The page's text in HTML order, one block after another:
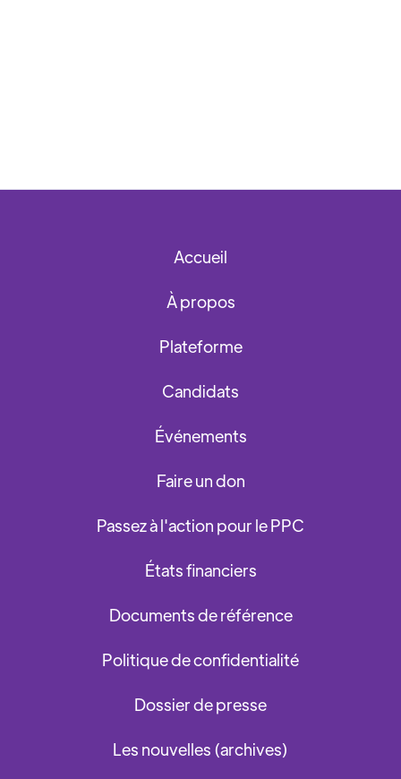
Accueil
À propos
Plateforme
Candidats
Événements
Faire un don
Passez à l'action pour le PPC
États financiers
Documents de référence
Politique de confidentialité
Dossier de presse
Les nouvelles (archives)